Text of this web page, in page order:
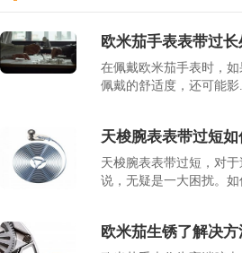
欧米茄手表表带过长
在佩戴欧米茄手表时，
佩戴的舒适度，还可能影
天梭腕表表带过短如
天梭腕表表带过短，对
说，无疑是一大困扰。如
欧米茄生锈了解决方